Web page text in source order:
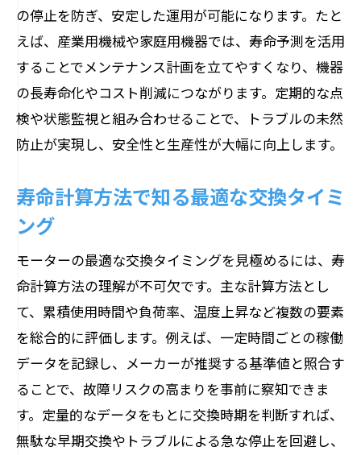
の停止を防ぎ、安定した運用が可能になります。たと
えば、産業用機械や家庭用機器では、寿命予測を活用
することでメンテナンス計画を立てやすくなり、機器
の長寿命化やコスト削減につながります。定期的な点
検や状態監視と組み合わせることで、トラブルの未然
防止が実現し、安全性と生産性が大幅に向上します。
寿命計算方法で知る最適な交換タイミ
ング
モーターの最適な交換タイミングを見極めるには、寿
命計算方法の理解が不可欠です。主な計算方法とし
て、累積使用時間や負荷率、温度上昇など複数の要素
を総合的に評価します。例えば、一定時間ごとの稼働
データを記録し、メーカーが推奨する基準値と照合す
ることで、故障リスクの高まりを事前に察知できま
す。定量的なデータをもとに交換時期を判断すれば、
無駄な早期交換やトラブルによる急な停止を回避し、